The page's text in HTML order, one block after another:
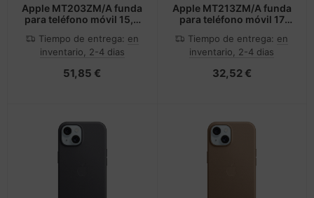
Apple MT203ZM/A funda
para teléfono móvil 15,5
Tiempo de entrega: en
inventario, 2-4 dias
51,85 €
Apple MT213ZM/A funda
para teléfono móvil 17
Tiempo de entrega: en
inventario, 2-4 dias
32,52 €